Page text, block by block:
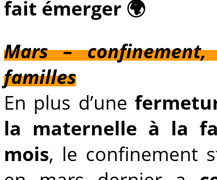
fait émerger 🌍
Mars –
familles
En plus d’une
la maternelle à la
mois, le confinement